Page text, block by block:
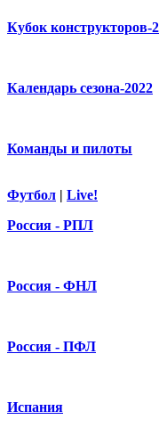
Кубок конструкторов-
Календарь сезона-2022
Команды и пилоты
Футбол | Live!
Россия - РПЛ
Россия - ФНЛ
Россия - ПФЛ
Испания